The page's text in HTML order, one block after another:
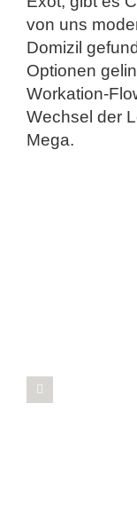
von uns
Domizil
Optionen
Workation-
Wechsel der
Mega.